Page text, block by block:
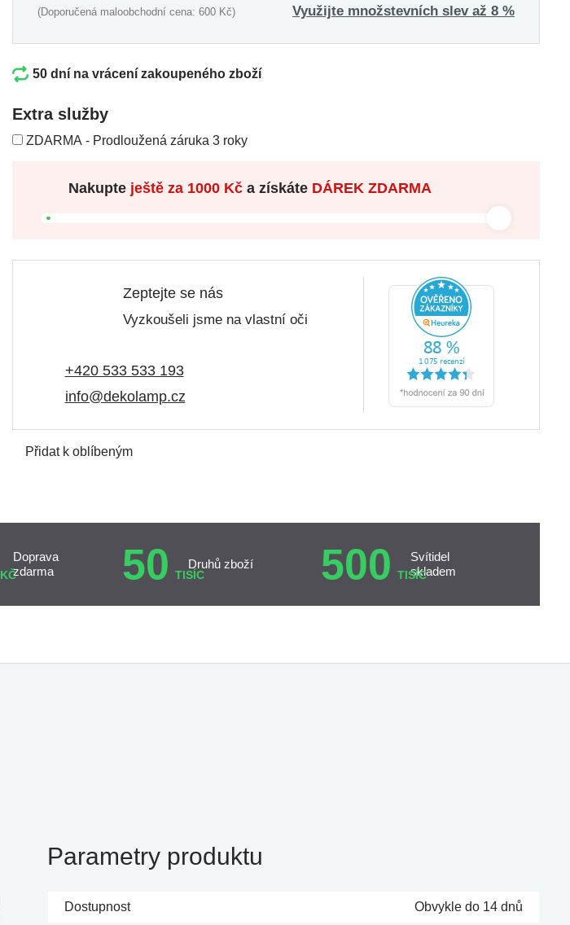
(Doporučená maloobchodní cena: 600 Kč) Využijte množstevních slev až 8 %
50 dní na vrácení zakoupeného zboží
Extra služby
ZDARMA - Prodloužená záruka 3 roky
Nakupte ještě za 1000 Kč a získáte DÁREK ZDARMA
Zeptejte se nás
Vyzkoušeli jsme na vlastní oči
+420 533 533 193
info@dekolamp.cz
Přidat k oblíbeným
KČ
Doprava
zdarma
50 TISÍC
Druhů zboží 500 TISÍC
Svítidel
skladem
Parametry produktu
Dostupnost Obvykle do 14 dnů